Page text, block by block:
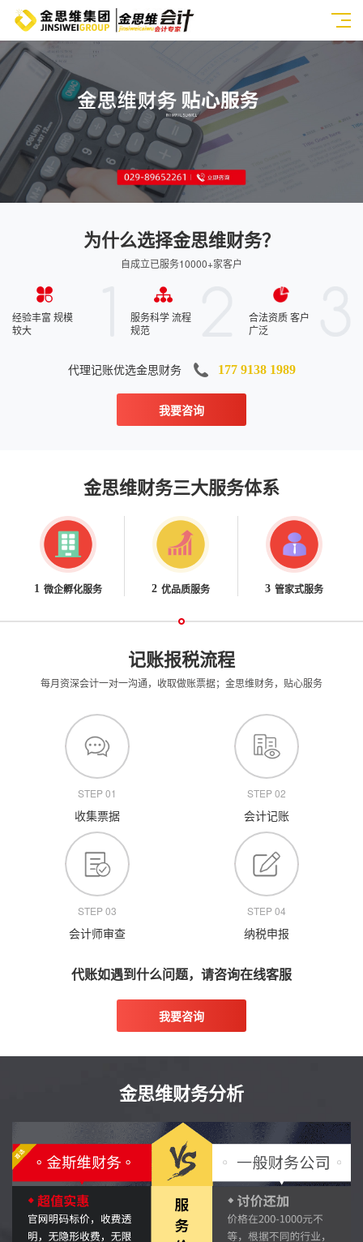
为什么选择金思维财务？
自成立已服务10000+家客户
经验丰富 规模
较大
服务科学 流程
规范
合法资质 客户
广泛
代理记账优选金思财务 177 9138 1989
我要咨询
金思维财务三大服务体系
1 微企孵化服务 2 优品质服务 3 管家式服务
记账报税流程
每月资深会计一对一沟通，收取做账票据；金思维财务，贴心服务
STEP 01
收集票据
STEP 02
会计记账
STEP 03
会计师审查
STEP 04
纳税申报
代账如遇到什么问题，请咨询在线客服
我要咨询
金思维财务分析